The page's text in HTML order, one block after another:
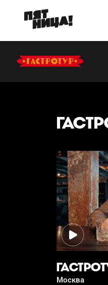
Москва